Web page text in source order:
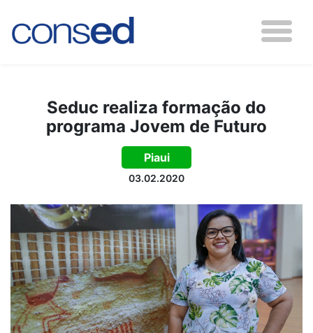
Seduc realiza formação do
programa Jovem de Futuro
Piaui
03.02.2020